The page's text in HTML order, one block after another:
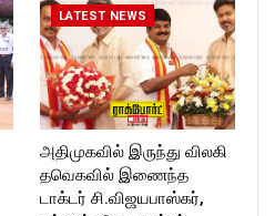
LATEST NEWS
அதிமுகவில் இருந்து விலகி
தவெகவில் இணைந்த
டாக்டர் சி.விஜயபாஸ்கர்,